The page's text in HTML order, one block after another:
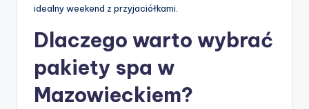
idealny weekend z przyjaciółkami.
Dlaczego warto wybrać
pakiety spa w
Mazowieckiem?